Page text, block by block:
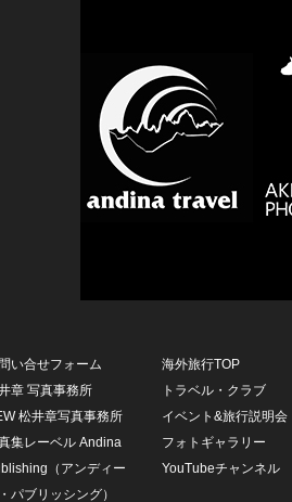
い合せフォーム
章 写真事務所
松井章写真事務所
集レーベル Andina
（アンディー
パブリッシング）
海外旅行TOP
トラベル・クラブ
イベント&旅行説明会
フォトギャラリー
YouTubeチャンネル